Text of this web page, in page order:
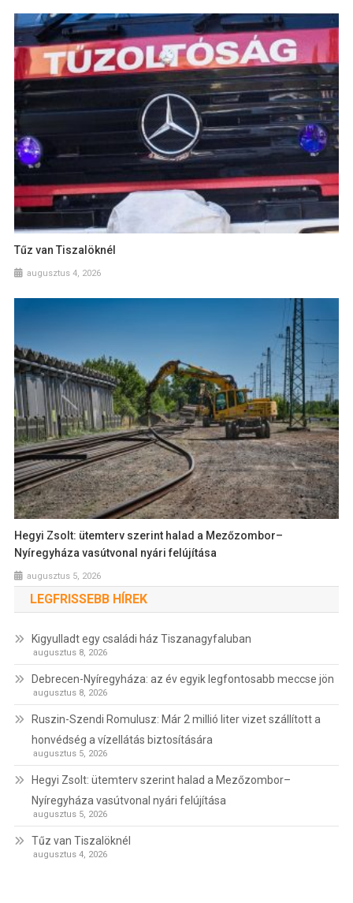
Tűz van Tiszalöknél
augusztus 4, 2026
Hegyi Zsolt: ütemterv szerint halad a Mezőzombor–
Nyíregyháza vasútvonal nyári felújítása
augusztus 5, 2026
LEGFRISSEBB HÍREK
Kigyulladt egy családi ház Tiszanagyfaluban
augusztus 8, 2026
Debrecen-Nyíregyháza: az év egyik legfontosabb meccse jön
augusztus 8, 2026
Ruszin-Szendi Romulusz: Már 2 millió liter vizet szállított a
honvédség a vízellátás biztosítására
augusztus 5, 2026
Hegyi Zsolt: ütemterv szerint halad a Mezőzombor–
Nyíregyháza vasútvonal nyári felújítása
augusztus 5, 2026
Tűz van Tiszalöknél
augusztus 4, 2026